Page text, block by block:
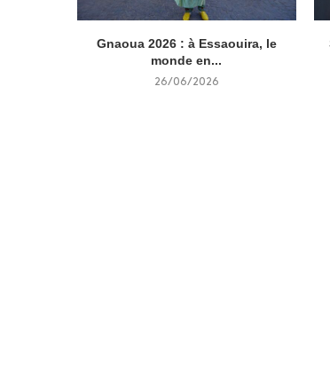
Gnaoua 2026 : à Essaouira, le
monde en...
26/06/2026